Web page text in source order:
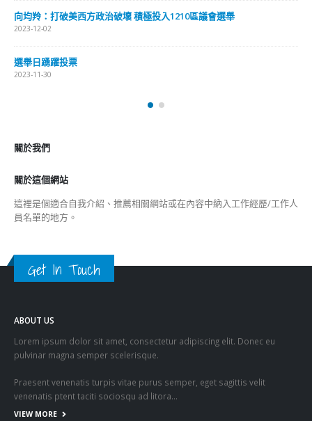
向均羚：打破美西方政治破壞 積極投入1210區議會選舉
2023-12-02
選舉日踴躍投票
2023-11-30
關於我們
關於這個網站
這裡是個適合自我介紹、推薦相關網站或在內容中納入工作經歷/工作人
員名單的地方。
Get In Touch
ABOUT US
Lorem ipsum dolor sit amet, consectetur adipiscing elit. Donec eu
pulvinar magna semper scelerisque.
Praesent venenatis turpis vitae purus semper, eget sagittis velit
venenatis ptent taciti sociosqu ad litora…
VIEW MORE